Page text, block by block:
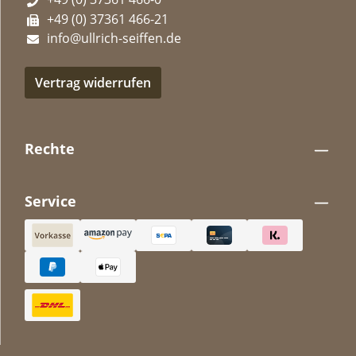
+49 (0) 37361 466-21
info@ullrich-seiffen.de
Vertrag widerrufen
Rechte
Service